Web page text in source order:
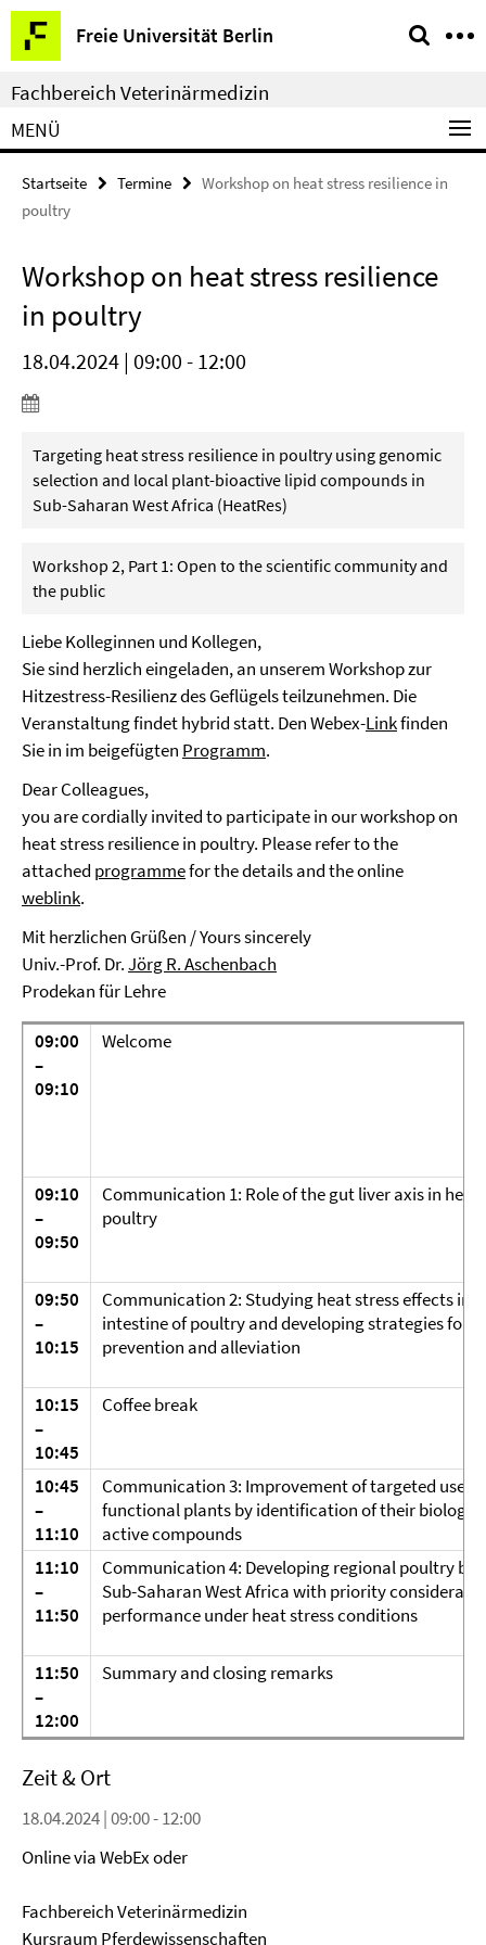
Springe
direkt
zu
Inhalt
Freie Universität Berlin
Service-
Navigation
Fachbereich Veterinärmedizin
MENÜ
Startseite Termine
Workshop on heat stress resilience in
poultry
Workshop on heat stress resilience
in poultry
18.04.2024 | 09:00 - 12:00
Targeting heat stress resilience in poultry using genomic
selection and local plant-bioactive lipid compounds in
Sub-Saharan West Africa (HeatRes)
Workshop 2, Part 1: Open to the scientific community and
the public
Liebe Kolleginnen und Kollegen,
Sie sind herzlich eingeladen, an unserem Workshop zur
Hitzestress-Resilienz des Geflügels teilzunehmen. Die
Veranstaltung findet hybrid statt. Den Webex-Linkfinden
Sie in im beigefügten Programm.
Dear Colleagues,
you are cordially invited to participate in our workshop on
heat stress resilience in poultry. Please refer to the
attached programmefor the details and the online
weblink.
Mit herzlichen Grüßen / Yours sincerely
Univ.-Prof. Dr.Jörg R. Aschenbach
Prodekan für Lehre
09:00
–
09:10
Welcome
09:10
–
09:50
Communication 1: Role of the gut liver axis in heat
poultry
09:50
–
10:15
Communication 2: Studying heat stress effects in
intestine of poultry and developing strategies for
prevention and alleviation
10:15
–
10:45
Coffee break
10:45
–
11:10
Communication 3: Improvement of targeted use of
functional plants by identification of their
active compounds
11:10
–
11:50
Communication 4: Developing regional poultry
Sub-Saharan West Africa with priority
performance under heat stress conditions
11:50
–
12:00
Summary and closing remarks
Zeit & Ort
18.04.2024 | 09:00 - 12:00
Online via WebEx oder
Fachbereich Veterinärmedizin
Kursraum Pferdewissenschaften